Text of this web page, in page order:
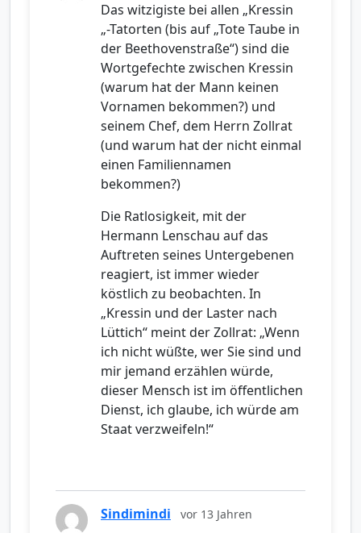
Das witzigiste bei allen „Kressin
„-Tatorten (bis auf „Tote Taube in
der Beethovenstraße“) sind die
Wortgefechte zwischen Kressin
(warum hat der Mann keinen
Vornamen bekommen?) und
seinem Chef, dem Herrn Zollrat
(und warum hat der nicht einmal
einen Familiennamen
bekommen?)
Die Ratlosigkeit, mit der
Hermann Lenschau auf das
Auftreten seines Untergebenen
reagiert, ist immer wieder
köstlich zu beobachten. In
„Kressin und der Laster nach
Lüttich“ meint der Zollrat: „Wenn
ich nicht wüßte, wer Sie sind und
mir jemand erzählen würde,
dieser Mensch ist im öffentlichen
Dienst, ich glaube, ich würde am
Staat verzweifeln!“
Sindimindi vor 13 Jahren